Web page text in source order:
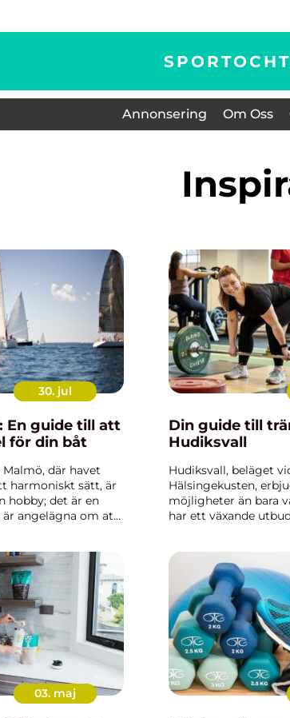
Annonsering Om Oss
30. jul
En guide till att
för din båt
där havet
harmoniskt sätt, är
hobby; det är en
är angelägna om att
Din guide till
Hudiksvall
Hudiksvall, beläget
Hälsingekusten,
möjligheter än bara
har ett växande
03. maj